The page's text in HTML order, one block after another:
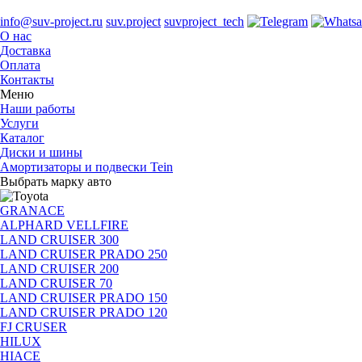
info@suv-project.ru suv.project suvproject_tech
О нас
Доставка
Оплата
Контакты
Меню
Наши работы
Услуги
Каталог
Диски и шины
Амортизаторы и подвески Tein
Выбрать марку авто
GRANACE
ALPHARD VELLFIRE
LAND CRUISER 300
LAND CRUISER PRADO 250
LAND CRUISER 200
LAND CRUISER 70
LAND CRUISER PRADO 150
LAND CRUISER PRADO 120
FJ CRUSER
HILUX
HIACE